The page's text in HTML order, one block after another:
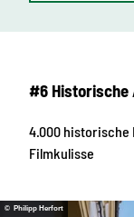
#6 Historische
4.000 historische
Filmkulisse
© Philipp Herfort